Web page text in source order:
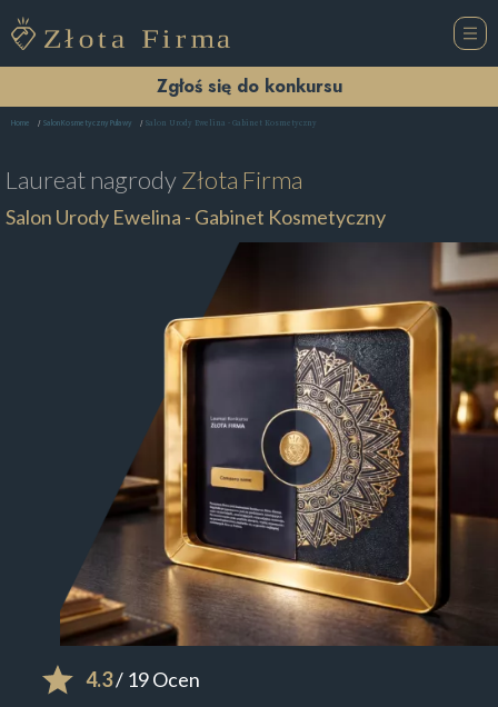
Zgłoś się do konkursu
Home Salon Kosmetyczny Puławy Salon Urody Ewelina - Gabinet Kosmetyczny
Laureat nagrodyZłota Firma
Salon Urody Ewelina - Gabinet Kosmetyczny
4.3/ 19 Ocen